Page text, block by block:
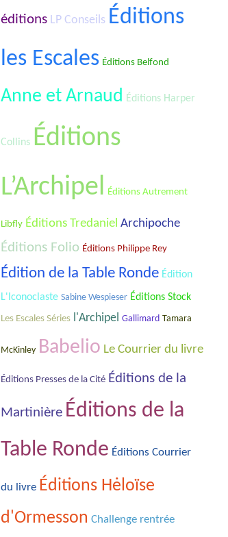
éditions LP Conseils Éditions
les Escales Éditions Belfond
Anne et Arnaud Éditions Harper
Collins Éditions
L’Archipel Éditions Autrement
Libfly Éditions Tredaniel Archipoche
Éditions Folio Éditions Philippe Rey
Édition de la Table Ronde Édition
L'Iconoclaste Sabine Wespieser Éditions Stock
Les Escales Séries l'Archipel Gallimard Tamara
McKinley Babelio Le Courrier du livre
Éditions Presses de la Cité Éditions de la
Martinière Éditions de la
Table Ronde Éditions Courrier
du livre Éditions Hėloïse
d'Ormesson Challenge rentrée